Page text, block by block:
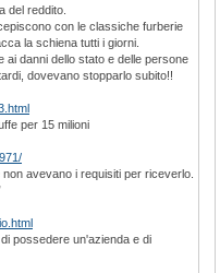
del reddito.
con le classiche furberie
la schiena tutti i giorni.
ai danni dello stato e delle persone
dovevano stopparlo subito!!
per 15 milioni
avevano i requisiti per riceverlo.
possedere un'azienda e di